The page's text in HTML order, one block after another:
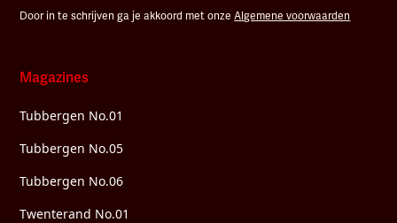
Door in te schrijven ga je akkoord met onzeAlgemene voorwaarden
Magazines
Tubbergen No.01
Tubbergen No.05
Tubbergen No.06
Twenterand No.01